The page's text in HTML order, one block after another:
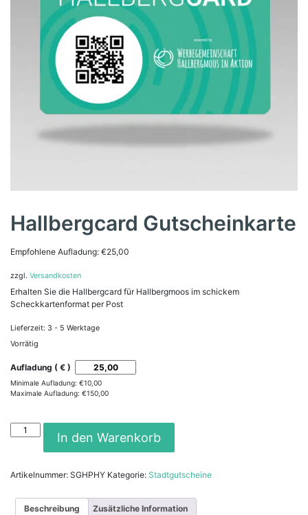
Hallbergcard Gutscheinkarte
Empfohlene Aufladung: €25,00
zzgl. Versandkosten
Erhalten Sie die Hallbergcard für Hallbergmoos im schickem
Scheckkartenformat per Post
Lieferzeit: 3 - 5 Werktage
Vorrätig
Aufladung ( € )
Minimale Aufladung: €10,00
Maximale Aufladung: €150,00
Hallbergcard
GutscheinkarteIn den Warenkorb
Artikelnummer: SGHPHY Kategorie: Stadtgutscheine
Beschreibung Zusätzliche Information